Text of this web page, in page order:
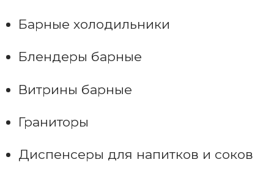
Барные холодильники
Блендеры барные
Витрины барные
Граниторы
Диспенсеры для напитков и соков